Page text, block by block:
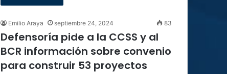
Emilio Araya septiembre 24, 2024 83
Defensoría pide a la CCSS y al
BCR información sobre convenio
para construir 53 proyectos